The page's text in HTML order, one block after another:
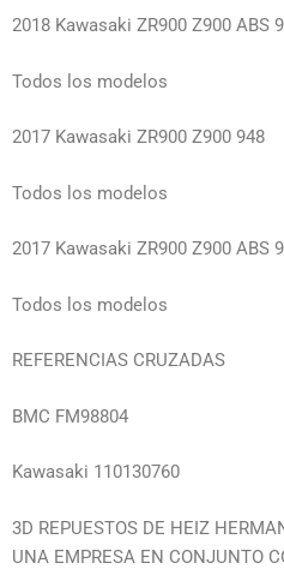
2018 Kawasaki ZR900 Z900 ABS
Todos los modelos
2017 Kawasaki ZR900 Z900 948
Todos los modelos
2017 Kawasaki ZR900 Z900 ABS
Todos los modelos
REFERENCIAS CRUZADAS
BMC FM98804
Kawasaki 110130760
3D REPUESTOS DE HEIZ
UNA EMPRESA EN CONJUNTO